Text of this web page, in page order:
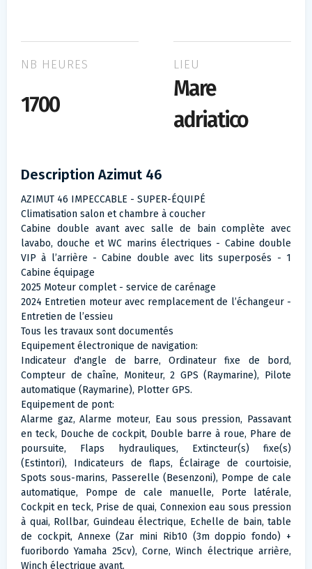
NB HEURES
1700
LIEU
Mare
adriatico
Description Azimut 46
AZIMUT 46 IMPECCABLE - SUPER-ÉQUIPÉ
Climatisation salon et chambre à coucher
Cabine double avant avec salle de bain complète avec
lavabo, douche et WC marins électriques - Cabine double
VIP à l’arrière - Cabine double avec lits superposés - 1
Cabine équipage
2025 Moteur complet - service de carénage
2024 Entretien moteur avec remplacement de l’échangeur -
Entretien de l’essieu
Tous les travaux sont documentés
Equipement électronique de navigation:
Indicateur d'angle de barre, Ordinateur fixe de bord,
Compteur de chaîne, Moniteur, 2 GPS (Raymarine), Pilote
automatique (Raymarine), Plotter GPS.
Equipement de pont:
Alarme gaz, Alarme moteur, Eau sous pression, Passavant
en teck, Douche de cockpit, Double barre à roue, Phare de
poursuite, Flaps hydrauliques, Extincteur(s) fixe(s)
(Estintori), Indicateurs de flaps, Éclairage de courtoisie,
Spots sous-marins, Passerelle (Besenzoni), Pompe de cale
automatique, Pompe de cale manuelle, Porte latérale,
Cockpit en teck, Prise de quai, Connexion eau sous pression
à quai, Rollbar, Guindeau électrique, Echelle de bain, table
de cockpit, Annexe (Zar mini Rib10 (3m doppio fondo) +
fuoribordo Yamaha 25cv), Corne, Winch électrique arrière,
Winch électrique avant.